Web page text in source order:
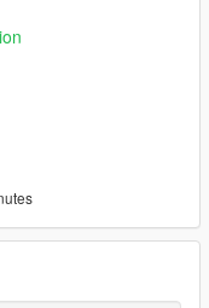
for more creations